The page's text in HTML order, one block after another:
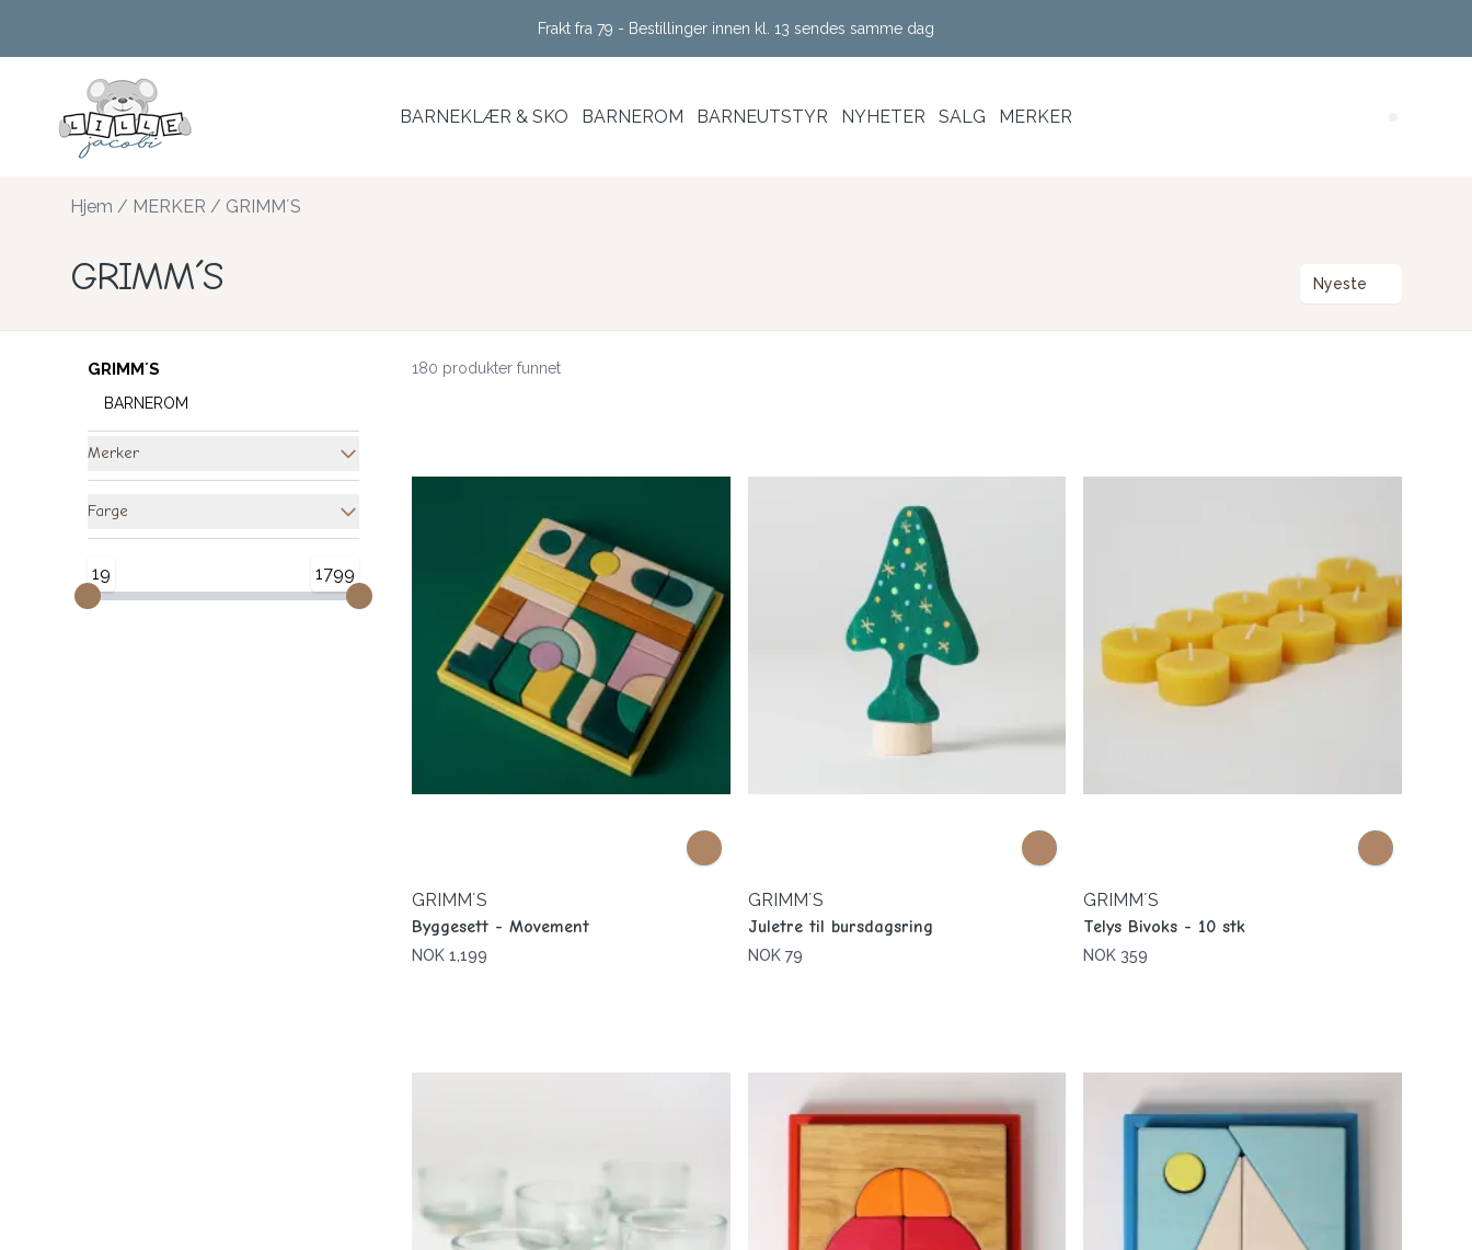
Frakt fra 79 - Bestillinger innen kl. 13 sendes samme dag
BARNEKLÆR & SKO BARNEROM BARNEUTSTYR NYHETER SALG MERKER
Hjem / MERKER / GRIMM´S
GRIMM´S Nyeste
GRIMM´S
BARNEROM
Merker
Farge
19 1799
180 produkter funnet
GRIMM´S
Byggesett - Movement
NOK 1,199
GRIMM´S
Juletre til bursdagsring
NOK 79
GRIMM´S
Telys Bivoks - 10 stk
NOK 359